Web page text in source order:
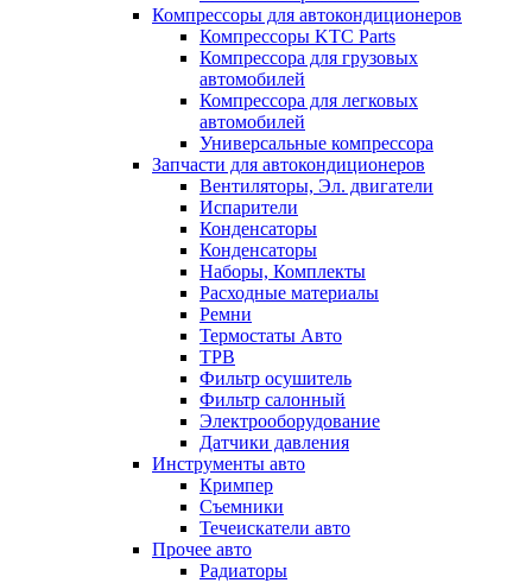
Компрессоры для автокондиционеров
Компрессоры KTC Parts
Компрессора для грузовых
автомобилей
Компрессора для легковых
автомобилей
Универсальные компрессора
Запчасти для автокондиционеров
Вентиляторы, Эл. двигатели
Испарители
Конденсаторы
Конденсаторы
Наборы, Комплекты
Расходные материалы
Ремни
Термостаты Авто
ТРВ
Фильтр осушитель
Фильтр салонный
Электрооборудование
Датчики давления
Инструменты авто
Кримпер
Съемники
Течеискатели авто
Прочее авто
Радиаторы